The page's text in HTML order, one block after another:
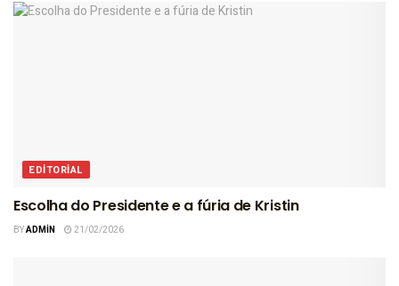
EDITORIAL
Escolha do Presidente e a fúria de Kristin
BYADMIN 21/02/2026